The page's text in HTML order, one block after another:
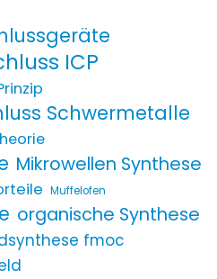
ICP
Schwermetalle
Mikrowellen Synthese
Muffelofen
organische Synthese
fmoc